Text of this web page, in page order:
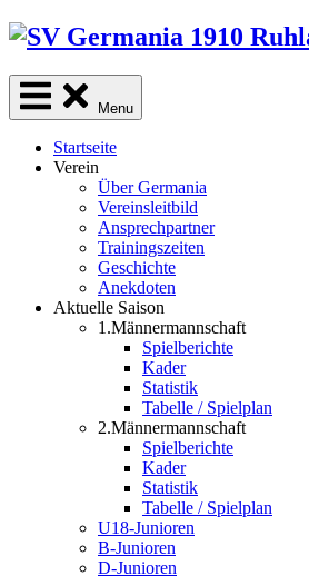
Skip
content
Menu
Startseite
Verein
Über Germania
Vereinsleitbild
Ansprechpartner
Trainingszeiten
Geschichte
Anekdoten
Aktuelle Saison
1.Männermannschaft
Spielberichte
Kader
Statistik
Tabelle / Spielplan
2.Männermannschaft
Spielberichte
Kader
Statistik
Tabelle / Spielplan
U18-Junioren
B-Junioren
D-Junioren